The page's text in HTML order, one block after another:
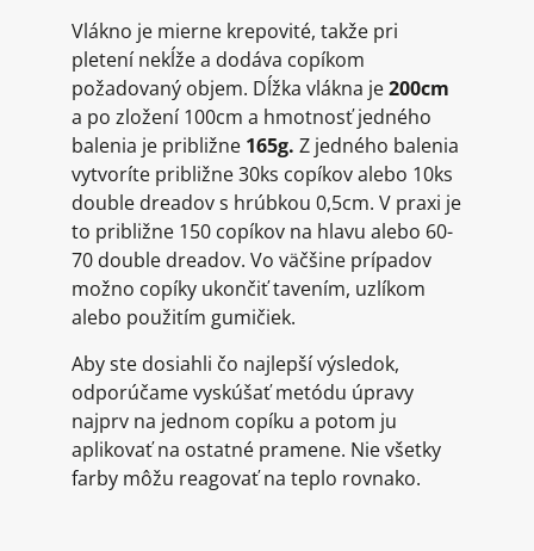
Vlákno je mierne krepovité, takže pri
pletení nekĺže a dodáva copíkom
požadovaný objem. Dĺžka vlákna je200cm
a po zložení 100cm a hmotnosť jedného
balenia je približne 165g. Z jedného balenia
vytvoríte približne 30ks copíkov alebo 10ks
double dreadov s hrúbkou 0,5cm. V praxi je
to približne 150 copíkov na hlavu alebo 60-
70 double dreadov. Vo väčšine prípadov
možno copíky ukončiť tavením, uzlíkom
alebo použitím gumičiek.
Aby ste dosiahli čo najlepší výsledok,
odporúčame vyskúšať metódu úpravy
najprv na jednom copíku a potom ju
aplikovať na ostatné pramene. Nie všetky
farby môžu reagovať na teplo rovnako.